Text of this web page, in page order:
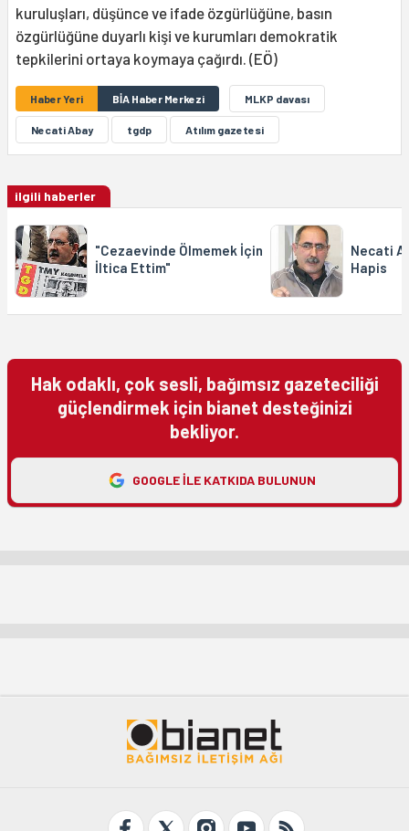
kuruluşları, düşünce ve ifade özgürlüğüne, basın
özgürlüğüne duyarlı kişi ve kurumları demokratik
tepkilerini ortaya koymaya çağırdı. (EÖ)
Haber Yeri BİA Haber Merkezi MLKP davası
Necati Abay tgdp Atılım gazetesi
ilgili haberler
"Cezaevinde Ölmemek İçin
İltica Ettim"
Necati
Hapis
Hak odaklı, çok sesli, bağımsız gazeteciliği
güçlendirmek için bianet desteğinizi
bekliyor.
GOOGLE ILE KATKIDA BULUNUN